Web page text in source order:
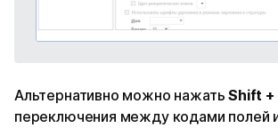
Альтернативно можно нажатьShift +
переключения между кодами полей